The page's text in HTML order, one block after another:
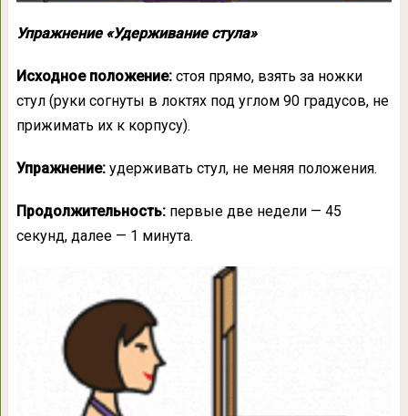
Упражнение «Удерживание стула»
Исходное положение:стоя прямо, взять за ножки
стул (руки согнуты в локтях под углом 90 градусов, не
прижимать их к корпусу).
Упражнение:удерживать стул, не меняя положения.
Продолжительность:первые две недели — 45
секунд, далее — 1 минута.